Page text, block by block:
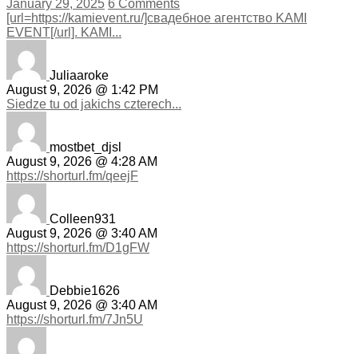
January 29, 2025 6 Comments
[url=https://kamievent.ru/]свадебное агентство KAMI
EVENT[/url]. KAMI...
Juliaaroke
August 9, 2026 @ 1:42 PM
Siedze tu od jakichs czterech...
mostbet_djsl
August 9, 2026 @ 4:28 AM
https://shorturl.fm/qeejF
Colleen931
August 9, 2026 @ 3:40 AM
https://shorturl.fm/D1gFW
Debbie1626
August 9, 2026 @ 3:40 AM
https://shorturl.fm/7Jn5U